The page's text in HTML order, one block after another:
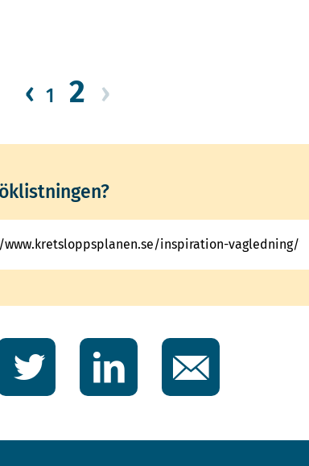
‹ 1 2 ›
Twitter LinkedIn
E-